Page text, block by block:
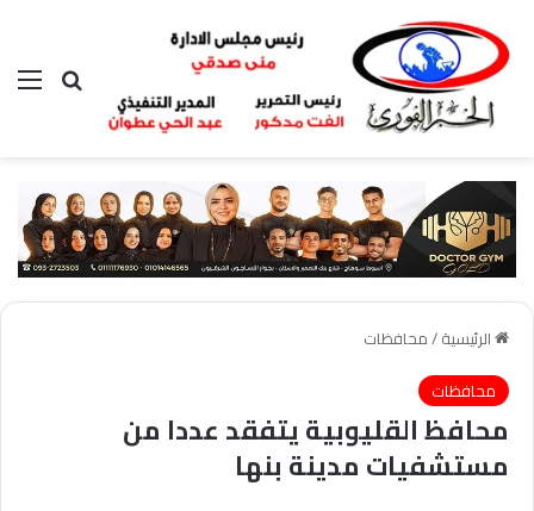
بحث عن
الرئيسية/محافظات
محافظات
محافظ القليوبية يتفقد عددا من
مستشفيات مدينة بنها